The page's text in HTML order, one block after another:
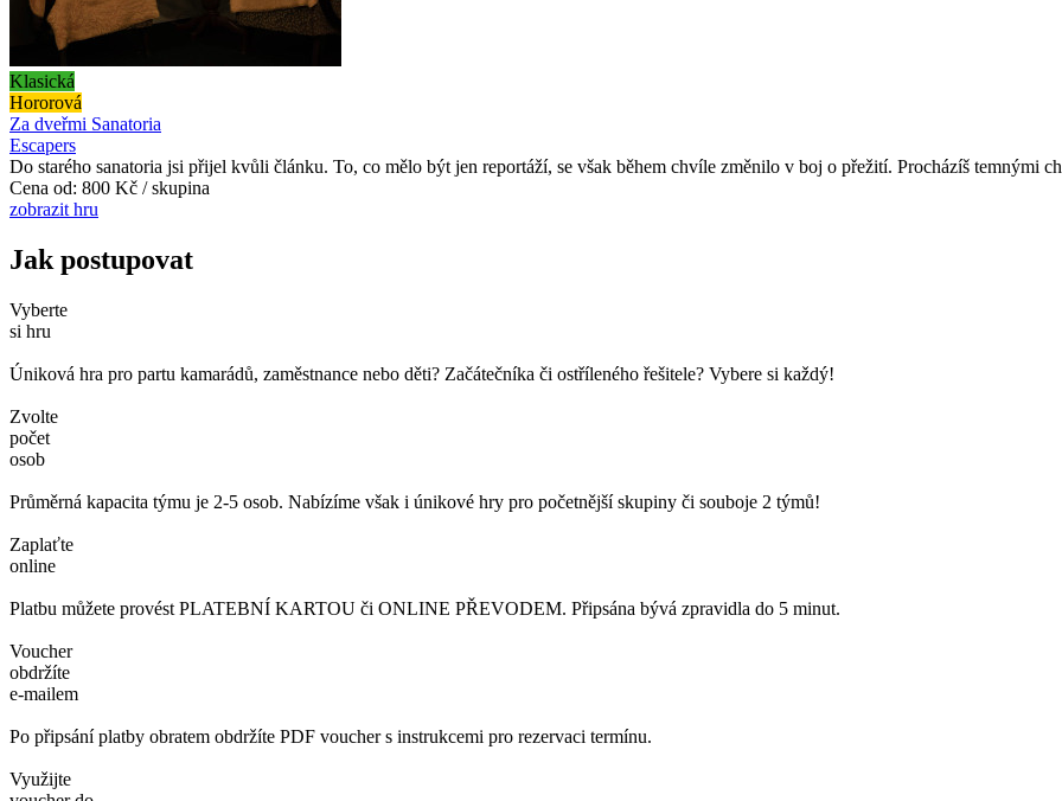
Klasická
Hororová
Za dveřmi Sanatoria
Escapers
Do starého sanatoria jsi přijel kvůli článku. To, co mělo být jen reportáží, se však během chvíle změnilo v boj o přežití. Procházíš temnými
Cena od: 800 Kč / skupina
zobrazit hru
Jak postupovat
Vyberte
si hru
Úniková hra pro partu kamarádů, zaměstnance nebo děti? Začátečníka či ostříleného řešitele? Vybere si každý!
Zvolte
počet
osob
Průměrná kapacita týmu je 2-5 osob. Nabízíme však i únikové hry pro početnější skupiny či souboje 2 týmů!
Zaplaťte
online
Platbu můžete provést PLATEBNÍ KARTOU či ONLINE PŘEVODEM. Připsána bývá zpravidla do 5 minut.
Voucher
obdržíte
e-mailem
Po připsání platby obratem obdržíte PDF voucher s instrukcemi pro rezervaci termínu.
Využijte